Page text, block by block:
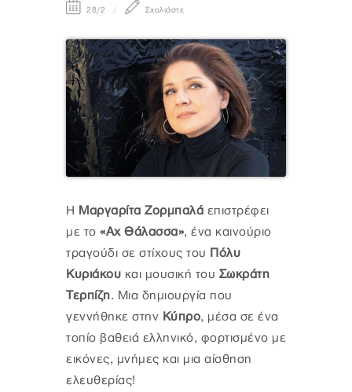
28/2 Σχολιάστε
Η Μαργαρίτα Ζορμπαλά επιστρέφει
με το «Αχ Θάλασσα», ένα καινούριο
τραγούδι σε στίχους του Πόλυ
Κυριάκου και μουσική του Σωκράτη
Τερπίζη. Μια δημιουργία που
γεννήθηκε στην Κύπρο, μέσα σε ένα
τοπίο βαθειά ελληνικό, φορτισμένο με
εικόνες, μνήμες και μια αίσθηση
ελευθερίας!